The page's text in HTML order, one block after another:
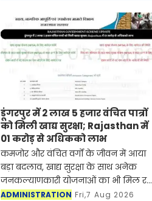
डूंगरपुर में 2 लाख 5 हजार वंचित पात्रों
को मिली खाद्य सुरक्षा; Rajasthan में
01 करोड़ से अधिकको लाभ
कमजोर और वंचित वर्गों के जीवन में आया
बड़ा बदलाव, खाद्य सुरक्षा के साथ अनेक
जनकल्याणकारी योजनाओं का भी मिल रहा
लाभ
ADMINISTRATION Fri,7 Aug 2026